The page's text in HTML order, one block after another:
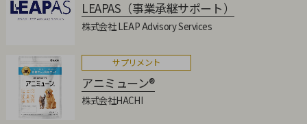
LEAPAS（事業承継サポート）
株式会社 LEAP Advisory Services
サプリメント
アニミューン®
株式会社HACHI